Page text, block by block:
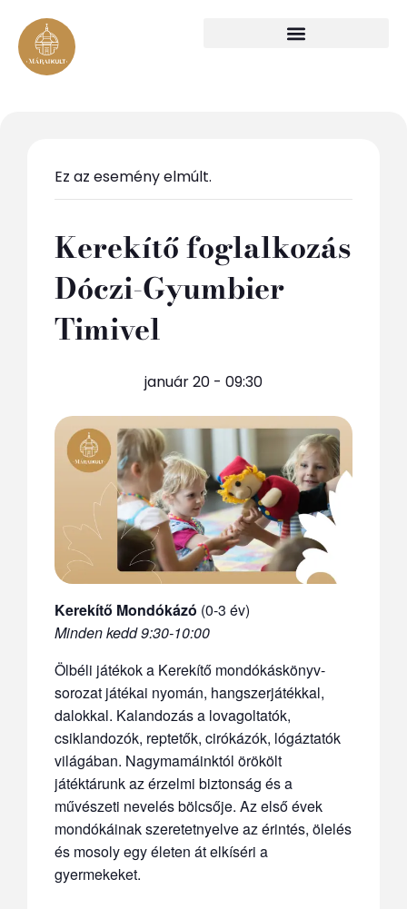
Ez az esemény elmúlt.
Kerekítő foglalkozás
Dóczi-Gyumbier
Timivel
január 20 - 09:30
Kerekítő Mondókázó (0-3 év)
Minden kedd 9:30-10:00
Ölbéli játékok a Kerekítő mondókáskönyv-
sorozat játékai nyomán, hangszerjátékkal,
dalokkal. Kalandozás a lovagoltatók,
csiklandozók, reptetők, cirókázók, lógáztatók
világában. Nagymamáinktól örökölt
játéktárunk az érzelmi biztonság és a
művészeti nevelés bölcsője. Az első évek
mondókáinak szeretetnyelve az érintés, ölelés
és mosoly egy életen át elkíséri a
gyermekeket.